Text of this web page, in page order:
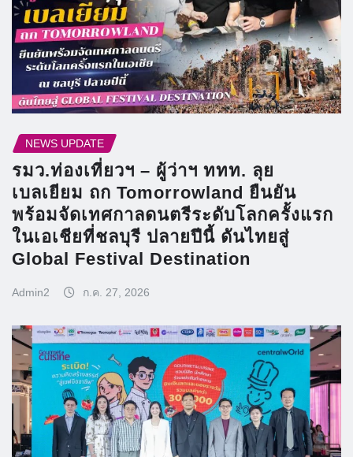
NEWS UPDATE
รมว.ท่องเที่ยวฯ – ผู้ว่าฯ ททท. ลุย
เบลเยียม ถก Tomorrowland ยืนยัน
พร้อมจัดเทศกาลดนตรีระดับโลกครั้งแรก
ในเอเชียที่ชลบุรี ปลายปีนี้ ดันไทยสู่
Global Festival Destination
Admin2 ก.ค. 27, 2026